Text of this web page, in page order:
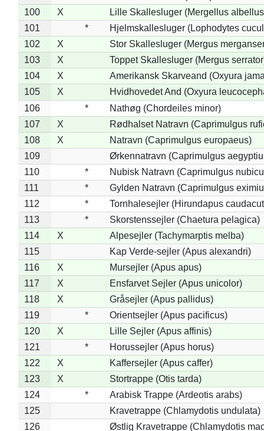
100
X
Lille Skallesluger (Mergellus
101
*
Hjelmskallesluger (Lophodytes
102
X
Stor Skallesluger (Mergus
103
X
Toppet Skallesluger (Mergus
104
X
Amerikansk Skarveand (Oxyura
105
X
Hvidhovedet And (Oxyura
106
*
Nathøg (Chordeiles minor)
107
X
Rødhalset Natravn (Caprimulgus
108
X
Natravn (Caprimulgus europaeus)
109
Ørkennatravn (Caprimulgus
110
*
Nubisk Natravn (Caprimulgus
111
*
Gylden Natravn (Caprimulgus
112
*
Tornhalesejler (Hirundapus
113
*
Skorstenssejler (Chaetura pelagica)
114
X
Alpesejler (Tachymarptis melba)
115
Kap Verde-sejler (Apus alexandri)
116
X
Mursejler (Apus apus)
117
X
Ensfarvet Sejler (Apus unicolor)
118
X
Gråsejler (Apus pallidus)
119
*
Orientsejler (Apus pacificus)
120
X
Lille Sejler (Apus affinis)
121
*
Horussejler (Apus horus)
122
X
Kaffersejler (Apus caffer)
123
X
Stortrappe (Otis tarda)
124
*
Arabisk Trappe (Ardeotis arabs)
125
Kravetrappe (Chlamydotis undulata)
126
Østlig Kravetrappe (Chlamydotis